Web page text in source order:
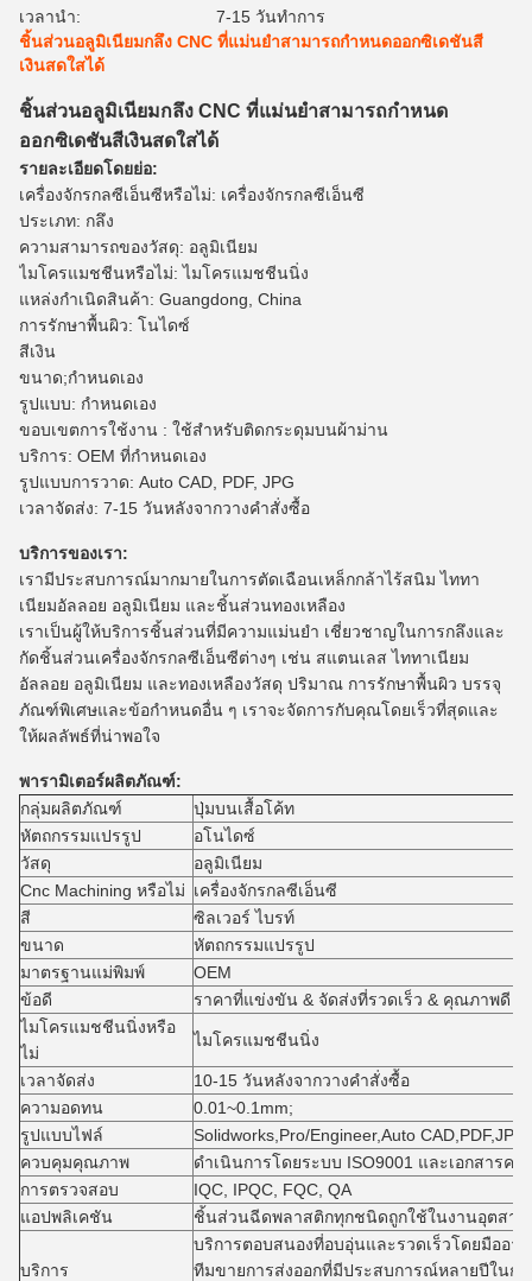
เวลานำ:
7-15 วันทำการ
ชิ้นส่วนอลูมิเนียมกลึง CNC ที่แม่นยำสามารถกำหนดออกซิเดชันสี
เงินสดใสได้
ชิ้นส่วนอลูมิเนียมกลึง CNC ที่แม่นยำสามารถกำหนด
ออกซิเดชันสีเงินสดใสได้
รายละเอียดโดยย่อ:
เครื่องจักรกลซีเอ็นซีหรือไม่: เครื่องจักรกลซีเอ็นซี
ประเภท: กลึง
ความสามารถของวัสดุ: อลูมิเนียม
ไมโครแมชชีนหรือไม่: ไมโครแมชชีนนิ่ง
แหล่งกำเนิดสินค้า: Guangdong, China
การรักษาพื้นผิว: โนไดซ์
สีเงิน
ขนาด;กำหนดเอง
รูปแบบ: กำหนดเอง
ขอบเขตการใช้งาน : ใช้สำหรับติดกระดุมบนผ้าม่าน
บริการ: OEM ที่กำหนดเอง
รูปแบบการวาด: Auto CAD, PDF, JPG
เวลาจัดส่ง: 7-15 วันหลังจากวางคำสั่งซื้อ
บริการของเรา:
เรามีประสบการณ์มากมายในการตัดเฉือนเหล็กกล้าไร้สนิม ไททา
เนียมอัลลอย อลูมิเนียม และชิ้นส่วนทองเหลือง
เราเป็นผู้ให้บริการชิ้นส่วนที่มีความแม่นยำ เชี่ยวชาญในการกลึงและ
กัดชิ้นส่วนเครื่องจักรกลซีเอ็นซีต่างๆ เช่น สแตนเลส ไททาเนียม
อัลลอย อลูมิเนียม และทองเหลืองวัสดุ ปริมาณ การรักษาพื้นผิว บรรจุ
ภัณฑ์พิเศษและข้อกำหนดอื่น ๆ เราจะจัดการกับคุณโดยเร็วที่สุดและ
ให้ผลลัพธ์ที่น่าพอใจ
พารามิเตอร์ผลิตภัณฑ์:
กลุ่มผลิตภัณฑ์
ปุ่มบนเสื้อโค้ท
หัตถกรรมแปรรูป
อโนไดซ์
วัสดุ
อลูมิเนียม
Cnc Machining หรือไม่ เครื่องจักรกลซีเอ็นซี
สี
ซิลเวอร์ ไบรท์
ขนาด
หัตถกรรมแปรรูป
มาตรฐานแม่พิมพ์
OEM
ข้อดี
ราคาที่แข่งขัน & จัดส่งที่รวดเร็ว & คุณภาพดี
ไมโครแมชชีนนิ่งหรือ
ไม่
ไมโครแมชชีนนิ่ง
เวลาจัดส่ง
10-15 วันหลังจากวางคำสั่งซื้อ
ความอดทน
0.01~0.1mm;
รูปแบบไฟล์
Solidworks,Pro/Engineer,Auto CAD,PDF,JPG
ควบคุมคุณภาพ
ดำเนินการโดยระบบ ISO9001 และเอกสารค
การตรวจสอบ
IQC, IPQC, FQC, QA
แอปพลิเคชัน
ชิ้นส่วนฉีดพลาสติกทุกชนิดถูกใช้ในงานอุตสาห
บริการ
บริการตอบสนองที่อบอุ่นและรวดเร็วโดยมืออา
ทีมขายการส่งออกที่มีประสบการณ์หลายปีในกา